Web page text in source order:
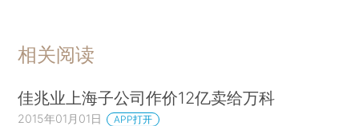
相关阅读
佳兆业上海子公司作价12亿卖给万科
2015年01月01日 APP打开